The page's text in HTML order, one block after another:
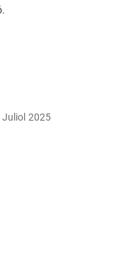
Juliol 2025